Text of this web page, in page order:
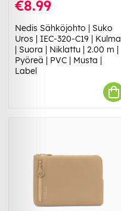
€8.99
Nedis Sähköjohto | Suko
Uros | IEC-320-C19 | Kulma
| Suora | Niklattu | 2.00 m |
Pyöreä | PVC | Musta |
Label